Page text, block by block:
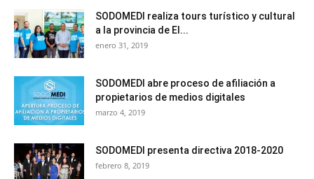
SODOMEDI realiza tours turístico y cultural
a la provincia de El...
enero 31, 2019
SODOMEDI abre proceso de afiliación a
propietarios de medios digitales
marzo 4, 2019
SODOMEDI presenta directiva 2018-2020
febrero 8, 2019